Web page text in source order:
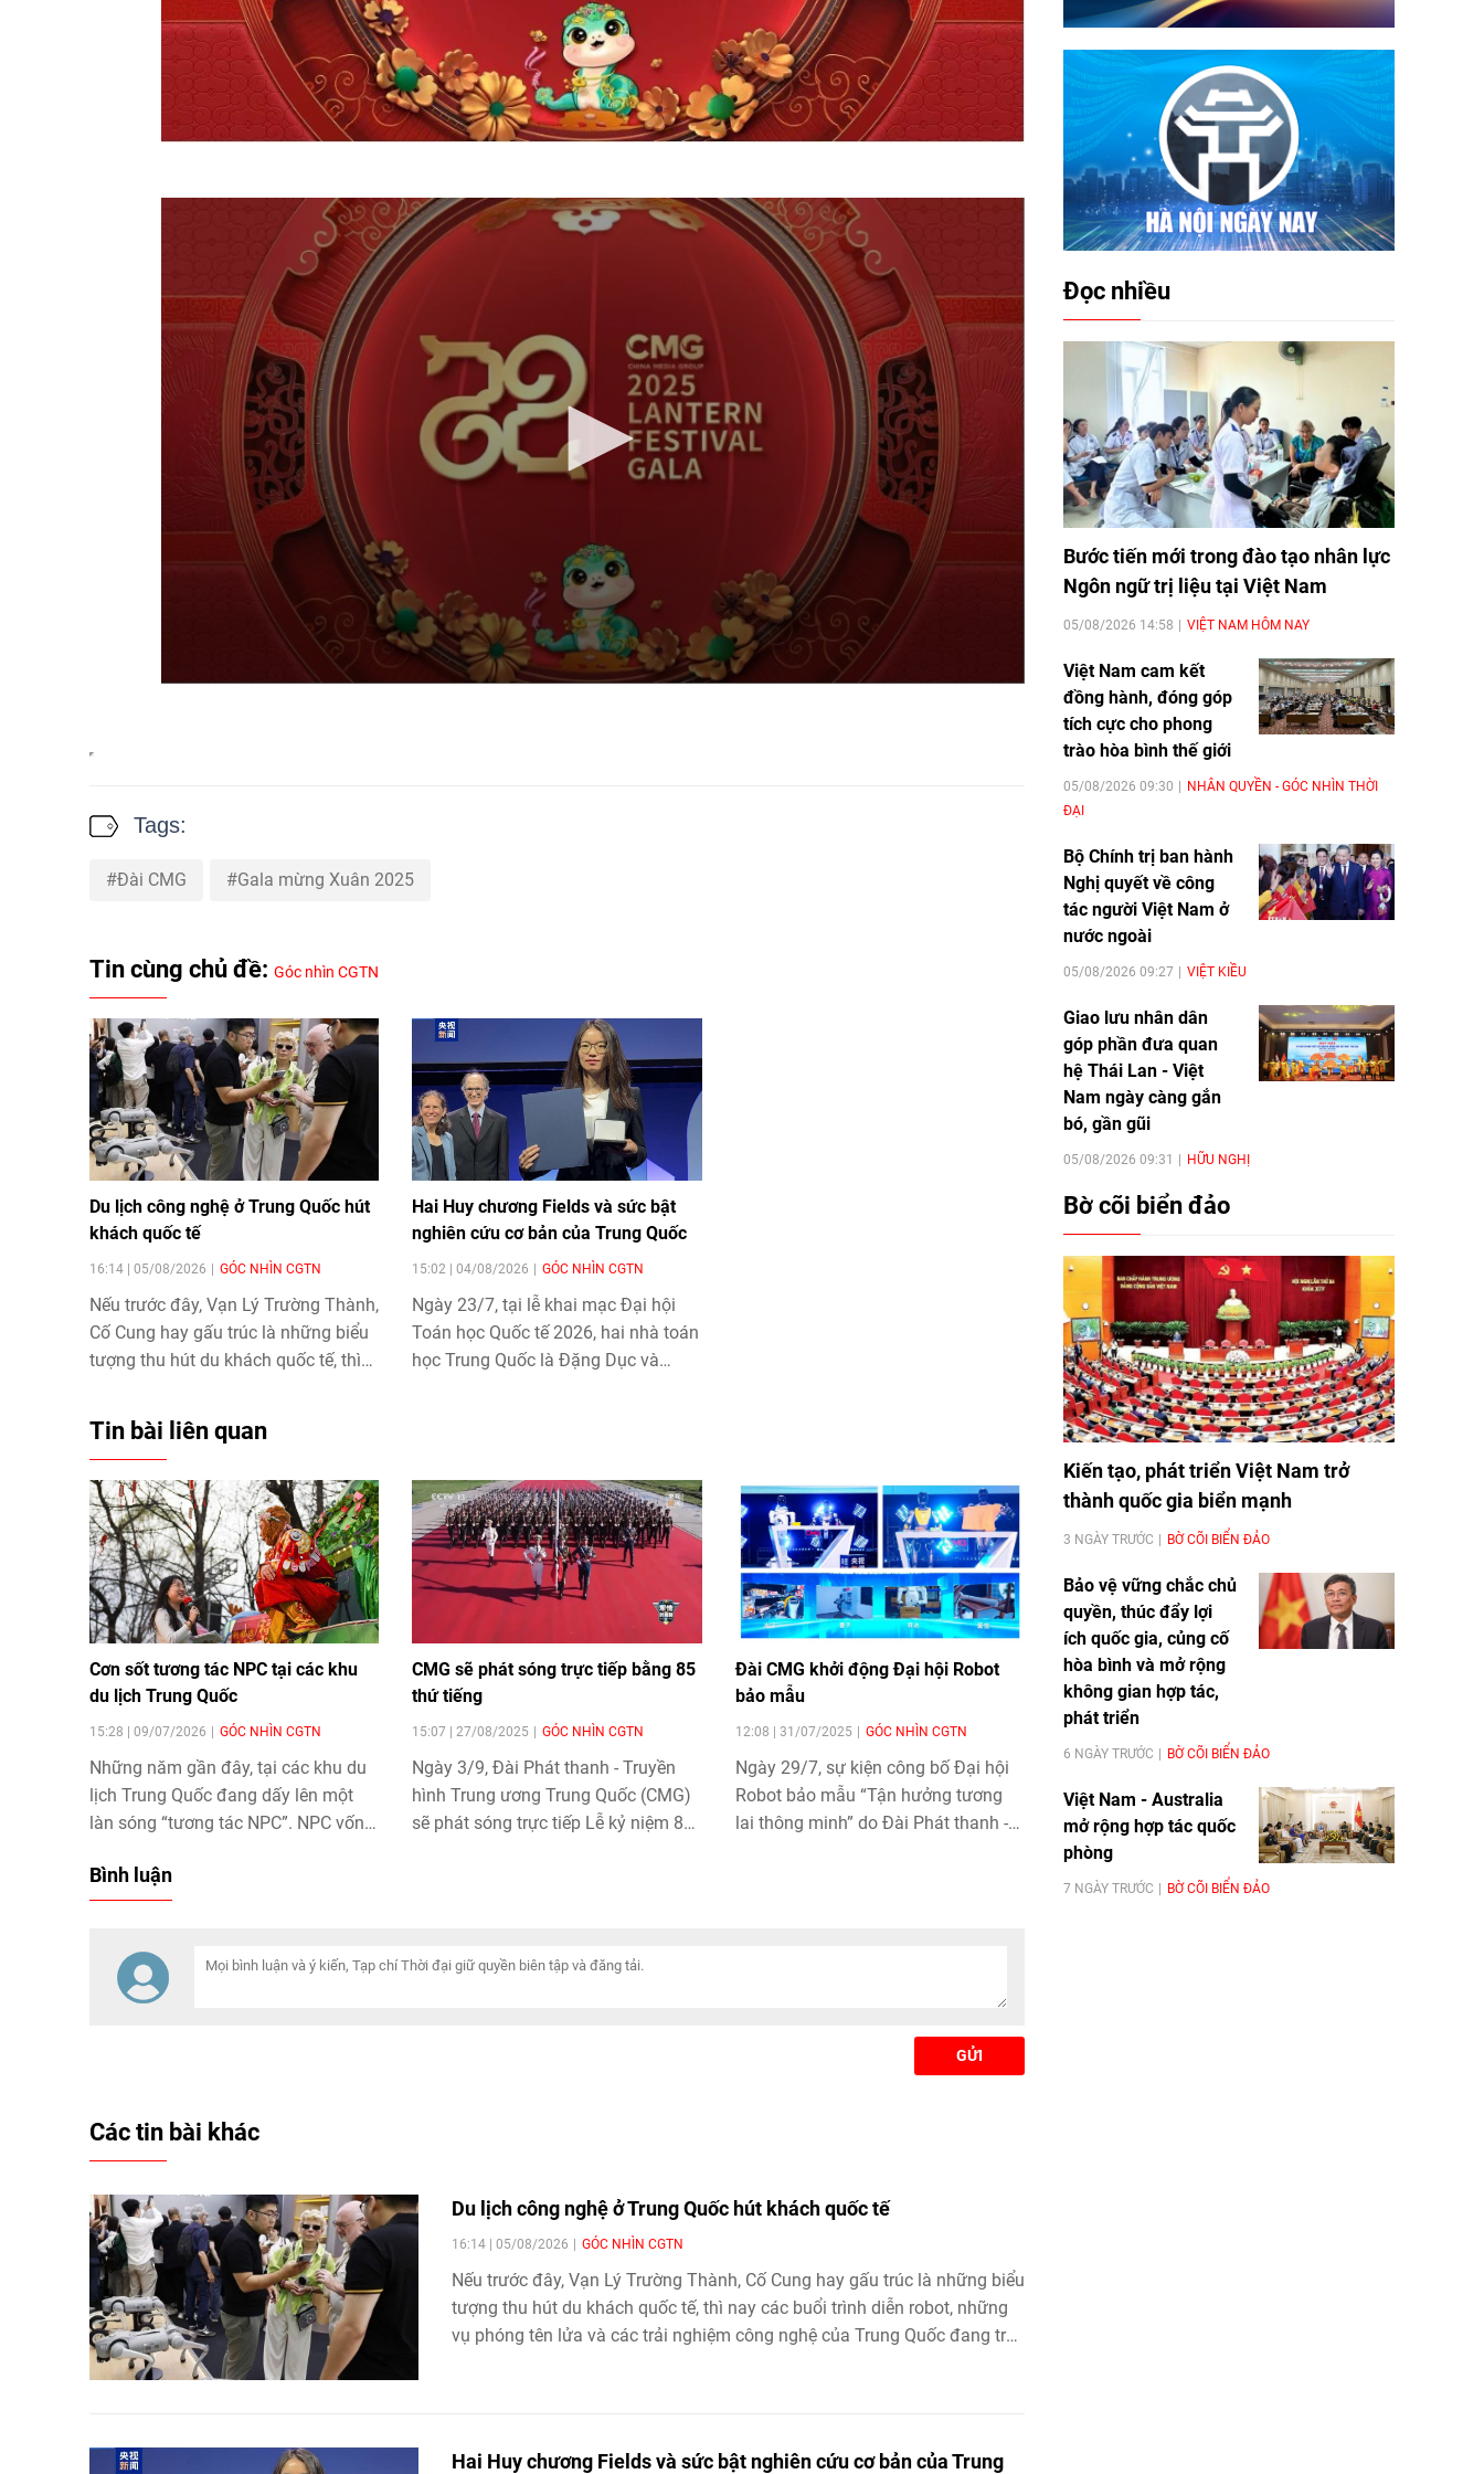
Tags:
Đài CMG Gala mừng Xuân 2025
Tin cùng chủ đề: Góc nhìn CGTN
Du lịch công nghệ ở Trung Quốc hút
khách quốc tế
16:14 | 05/08/2026 GÓC NHÌN CGTN
Nếu trước đây, Vạn Lý Trường Thành,
Cố Cung hay gấu trúc là những biểu
tượng thu hút du khách quốc tế, thì
vụ phóng tên lửa và các trải nghiệm
công nghệ của Trung Quốc đang trở
Hai Huy chương Fields và sức bật
nghiên cứu cơ bản của Trung Quốc
15:02 | 04/08/2026 GÓC NHÌN CGTN
Ngày 23/7, tại lễ khai mạc Đại hội
Toán học Quốc tế 2026, hai nhà toán
học Trung Quốc là Đặng Dục và
Tin bài liên quan
Cơn sốt tương tác NPC tại các khu
du lịch Trung Quốc
15:28 | 09/07/2026 GÓC NHÌN CGTN
Những năm gần đây, tại các khu du
lịch Trung Quốc đang dấy lên một
làn sóng “tương tác NPC”. NPC vốn
điều khiển trong trò chơi điện tử, nay
được người thật hóa thân và “đưa”
thành những nhân vật chính tương
tác trực tiếp với du khách và dẫn dắt
CMG sẽ phát sóng trực tiếp bằng 85
thứ tiếng
15:07 | 27/08/2025 GÓC NHÌN CGTN
Ngày 3/9, Đài Phát thanh - Truyền
hình Trung ương Trung Quốc (CMG)
sẽ phát sóng trực tiếp Lễ kỷ niệm 80
Đài CMG khởi động Đại hội Robot
bảo mẫu
12:08 | 31/07/2025 GÓC NHÌN CGTN
Ngày 29/7, sự kiện công bố Đại hội
Robot bảo mẫu “Tận hưởng tương
lai thông minh” do Đài Phát thanh -
Bình luận
GỬI
Các tin bài khác
Du lịch công nghệ ở Trung Quốc hút khách quốc tế
16:14 | 05/08/2026 GÓC NHÌN CGTN
Nếu trước đây, Vạn Lý Trường Thành, Cố Cung hay gấu trúc là những biểu
tượng thu hút du khách quốc tế, thì nay các buổi trình diễn robot, những
vụ phóng tên lửa và các trải nghiệm công nghệ của Trung Quốc đang trở
Hai Huy chương Fields và sức bật nghiên cứu cơ bản của Trung
Đọc nhiều
Bước tiến mới trong đào tạo nhân lực
Ngôn ngữ trị liệu tại Việt Nam
05/08/2026 14:58 VIỆT NAM HÔM NAY
Việt Nam cam kết
đồng hành, đóng góp
tích cực cho phong
trào hòa bình thế giới
05/08/2026 09:30
NHÂN QUYỀN - GÓC NHÌN THỜI
ĐẠI
Bộ Chính trị ban hành
Nghị quyết về công
tác người Việt Nam ở
nước ngoài
05/08/2026 09:27 VIỆT KIỀU
Giao lưu nhân dân
góp phần đưa quan
hệ Thái Lan - Việt
Nam ngày càng gắn
bó, gần gũi
05/08/2026 09:31 HỮU NGHỊ
Bờ cõi biển đảo
Kiến tạo, phát triển Việt Nam trở
thành quốc gia biển mạnh
3 NGÀY TRƯỚC BỜ CÕI BIỂN ĐẢO
Bảo vệ vững chắc chủ
quyền, thúc đẩy lợi
ích quốc gia, củng cố
hòa bình và mở rộng
không gian hợp tác,
phát triển
6 NGÀY TRƯỚC BỜ CÕI BIỂN ĐẢO
Việt Nam - Australia
mở rộng hợp tác quốc
phòng
7 NGÀY TRƯỚC BỜ CÕI BIỂN ĐẢO